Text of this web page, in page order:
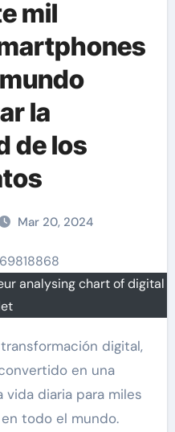
mil
la
de los
Mar 20, 2024
analysing chart of digital
en una
diaria para miles
todo el mundo.